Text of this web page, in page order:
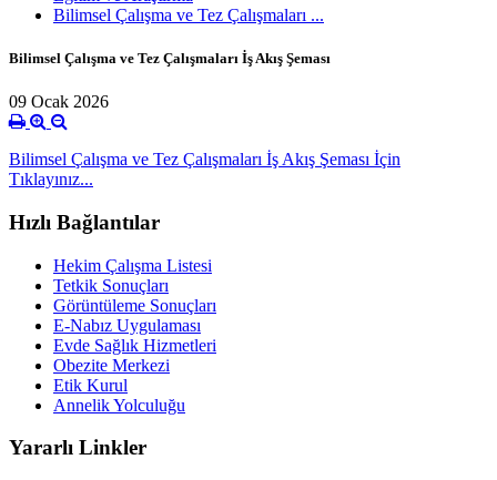
Bilimsel Çalışma ve Tez Çalışmaları ...
Bilimsel Çalışma ve Tez Çalışmaları İş Akış Şeması
09 Ocak 2026
Bilimsel Çalışma ve Tez Çalışmaları İş Akış Şeması İçin
Tıklayınız...
Hızlı Bağlantılar
Hekim Çalışma Listesi
Tetkik Sonuçları
Görüntüleme Sonuçları
E-Nabız Uygulaması
Evde Sağlık Hizmetleri
Obezite Merkezi
Etik Kurul
Annelik Yolculuğu
Yararlı Linkler